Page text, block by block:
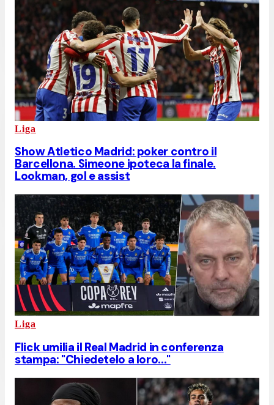
Liga
Show Atletico Madrid: poker contro il
Barcellona. Simeone ipoteca la finale.
Lookman, gol e assist
Liga
Flick umilia il Real Madrid in conferenza
stampa: "Chiedetelo a loro..."